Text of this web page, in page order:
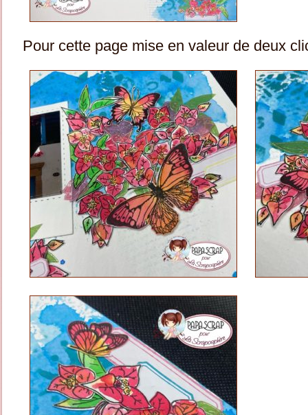
Pour cette page mise en valeur de deux